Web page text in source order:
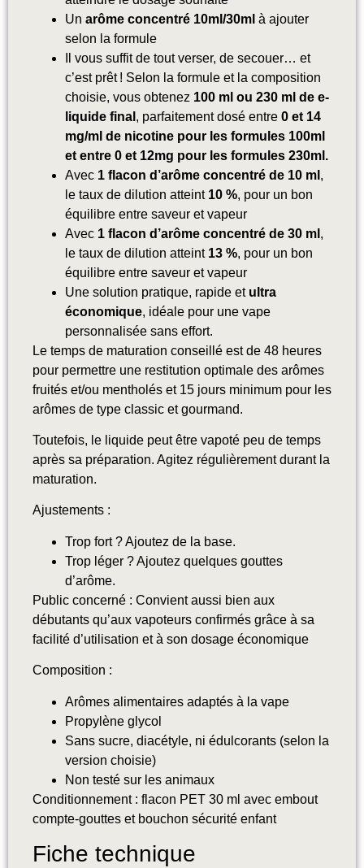
Un arôme concentré 10ml/30ml à ajouter
selon la formule
Il vous suffit de tout verser, de secouer… et
c’est prêt ! Selon la formule et la composition
choisie, vous obtenez 100 ml ou 230 ml de e-
liquide final , parfaitement dosé entre 0 et 14
mg/ml de nicotine pour les formules 100ml
et entre 0 et 12mg pour les formules 230ml.
Avec 1 flacon d’arôme concentré de 10 ml ,
le taux de dilution atteint 10 %, pour un bon
équilibre entre saveur et vapeur
Avec 1 flacon d’arôme concentré de 30 ml ,
le taux de dilution atteint 13 %, pour un bon
équilibre entre saveur et vapeur
Une solution pratique, rapide et ultra
économique, idéale pour une vape
personnalisée sans effort.
Le temps de maturation conseillé est de 48 heures
pour permettre une restitution optimale des arômes
fruités et/ou mentholés et 15 jours minimum pour les
arômes de type classic et gourmand.
Toutefois, le liquide peut être vapoté peu de temps
après sa préparation. Agitez régulièrement durant la
maturation.
Ajustements :
Trop fort ? Ajoutez de la base.
Trop léger ? Ajoutez quelques gouttes
d’arôme.
Public concerné : Convient aussi bien aux
débutants qu’aux vapoteurs confirmés grâce à sa
facilité d’utilisation et à son dosage économique
Composition :
Arômes alimentaires adaptés à la vape
Propylène glycol
Sans sucre, diacétyle, ni édulcorants (selon la
version choisie)
Non testé sur les animaux
Conditionnement : flacon PET 30 ml avec embout
compte-gouttes et bouchon sécurité enfant
Fiche technique